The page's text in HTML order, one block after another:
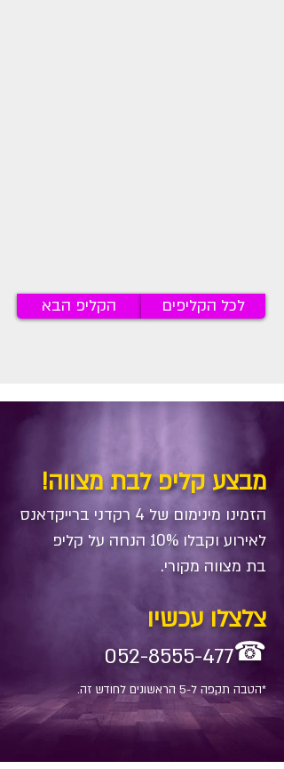
הקליפ הבא לכל הקליפים
מבצע קליפ לבת מצווה!
הזמינו מינימום של 4 רקדני ברייקדאנס
לאירוע וקבלו 10% הנחה על קליפ
בת מצווה מקורי.
צלצלו עכשיו
052-8555-477☎
*הטבה תקפה ל-5 הראשונים לחודש זה.